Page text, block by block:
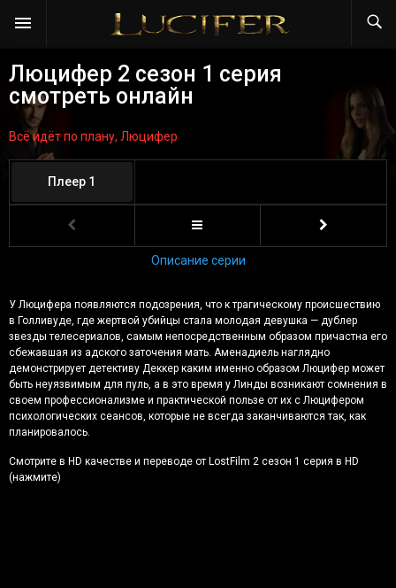
Люцифер 2 сезон 1 серия
смотреть онлайн
Всё идёт по плану, Люцифер
Плеер 1
Описание серии
У Люцифера появляются подозрения, что к трагическому происшествию
в Голливуде, где жертвой убийцы стала молодая девушка — дублер
звезды телесериалов, самым непосредственным образом причастна его
сбежавшая из адского заточения мать. Аменадиель наглядно
демонстрирует детективу Деккер каким именно образом Люцифер может
быть неуязвимым для пуль, а в это время у Линды возникают сомнения в
своем профессионализме и практической пользе от их с Люцифером
психологических сеансов, которые не всегда заканчиваются так, как
планировалось.
Смотрите в HD качестве и переводе от LostFilm 2 сезон 1 серия в HD
(нажмите)